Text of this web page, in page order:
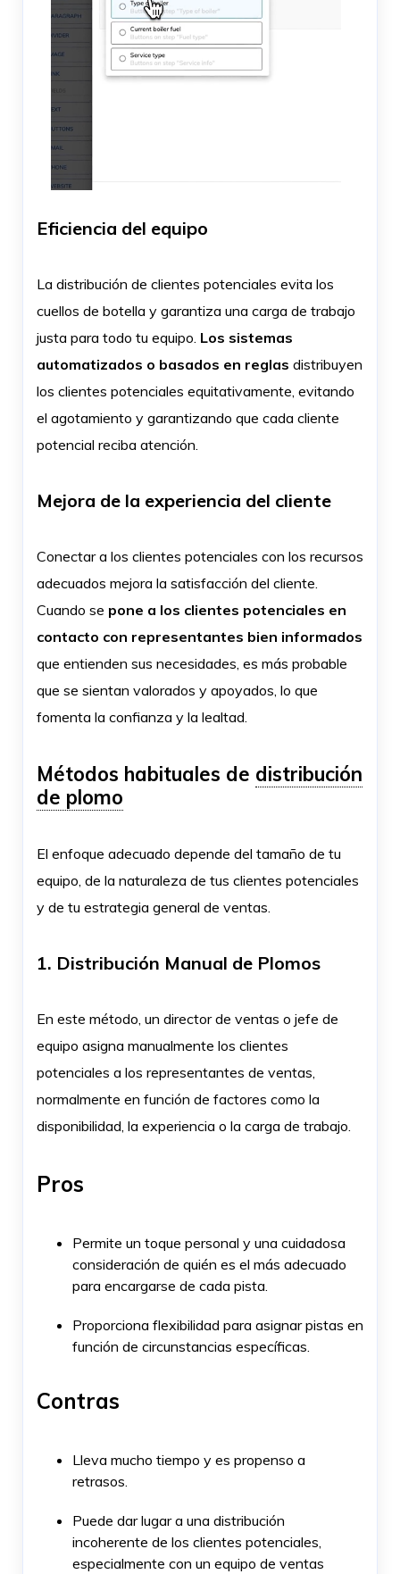
Eficiencia del equipo
La distribución de clientes potenciales evita los
cuellos de botella y garantiza una carga de trabajo
justa para todo tu equipo. Los sistemas
automatizados o basados en reglas distribuyen
los clientes potenciales equitativamente, evitando
el agotamiento y garantizando que cada cliente
potencial reciba atención.
Mejora de la experiencia del cliente
Conectar a los clientes potenciales con los recursos
adecuados mejora la satisfacción del cliente.
Cuando se pone a los clientes potenciales en
contacto con representantes bien informados
que entienden sus necesidades, es más probable
que se sientan valorados y apoyados, lo que
fomenta la confianza y la lealtad.
Métodos habituales de distribución
de plomo
El enfoque adecuado depende del tamaño de tu
equipo, de la naturaleza de tus clientes potenciales
y de tu estrategia general de ventas.
1. Distribución Manual de Plomos
En este método, un director de ventas o jefe de
equipo asigna manualmente los clientes
potenciales a los representantes de ventas,
normalmente en función de factores como la
disponibilidad, la experiencia o la carga de trabajo.
Pros
Permite un toque personal y una cuidadosa
consideración de quién es el más adecuado
para encargarse de cada pista.
Proporciona flexibilidad para asignar pistas en
función de circunstancias específicas.
Contras
Lleva mucho tiempo y es propenso a
retrasos.
Puede dar lugar a una distribución
incoherente de los clientes potenciales,
especialmente con un equipo de ventas